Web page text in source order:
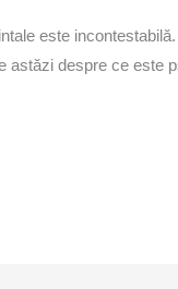
este
astăzi despre ce este